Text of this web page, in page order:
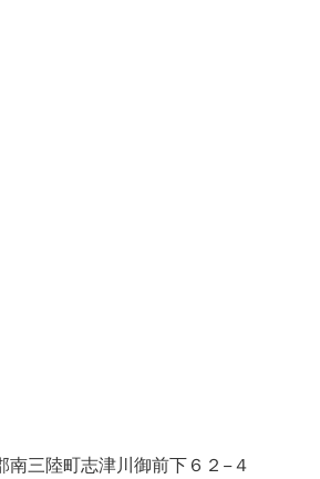
南三陸町志津川御前下６２−４